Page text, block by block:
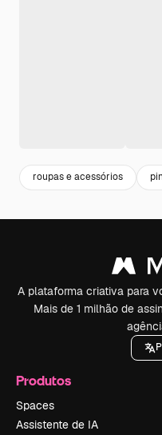
roupas e acessórios
A plataforma criativa para
Mais de 1 milhão de
Produtos
Spaces
Assistente de IA